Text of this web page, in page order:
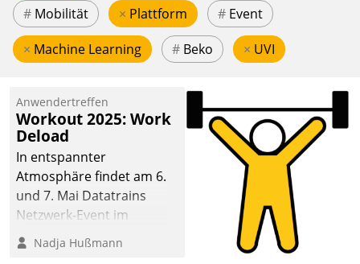
# Mobilität × Plattform # Event
× Machine Learning # Beko × UVI
Anwendertreffen
Workout 2025: Work
Deload
In entspannter
Atmosphäre findet am 6.
und 7. Mai Datatrains
Netzwerk-Event im
Kunden- und Partnerkreis
statt. Zentrale Frage: Wie
Nadja Hußmann